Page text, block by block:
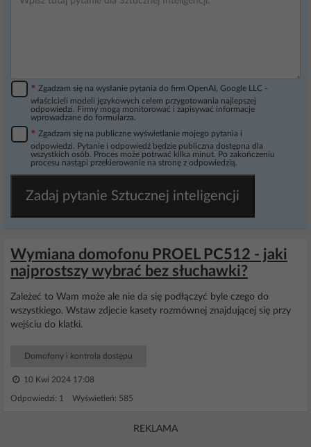
* Zgadzam się na wysłanie pytania do firm OpenAI, Google LLC -
właścicieli modeli językowych celem przygotowania najlepszej
odpowiedzi. Firmy mogą monitorować i zapisywać informacje
wprowadzane do formularza.
* Zgadzam się na publiczne wyświetlanie mojego pytania i
odpowiedzi. Pytanie i odpowiedź będzie publiczna dostępna dla
wszystkich osób. Proces może potrwać kilka minut. Po zakończeniu
procesu nastąpi przekierowanie na stronę z odpowiedzią.
Zadaj pytanie Sztucznej inteligencji
Wymiana domofonu PROEL PC512 - jaki
najprostszy wybrać bez słuchawki?
Zależeć to Wam może ale nie da się podłączyć byle czego do
wszystkiego. Wstaw zdjecie kasety rozmównej znajdującej się przy
wejściu do klatki.
Domofony i kontrola dostępu
10 Kwi 2024 17:08
Odpowiedzi: 1 Wyświetleń: 585
REKLAMA